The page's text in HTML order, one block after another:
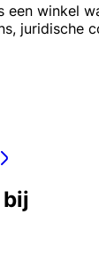
een winkel
juridische
bij